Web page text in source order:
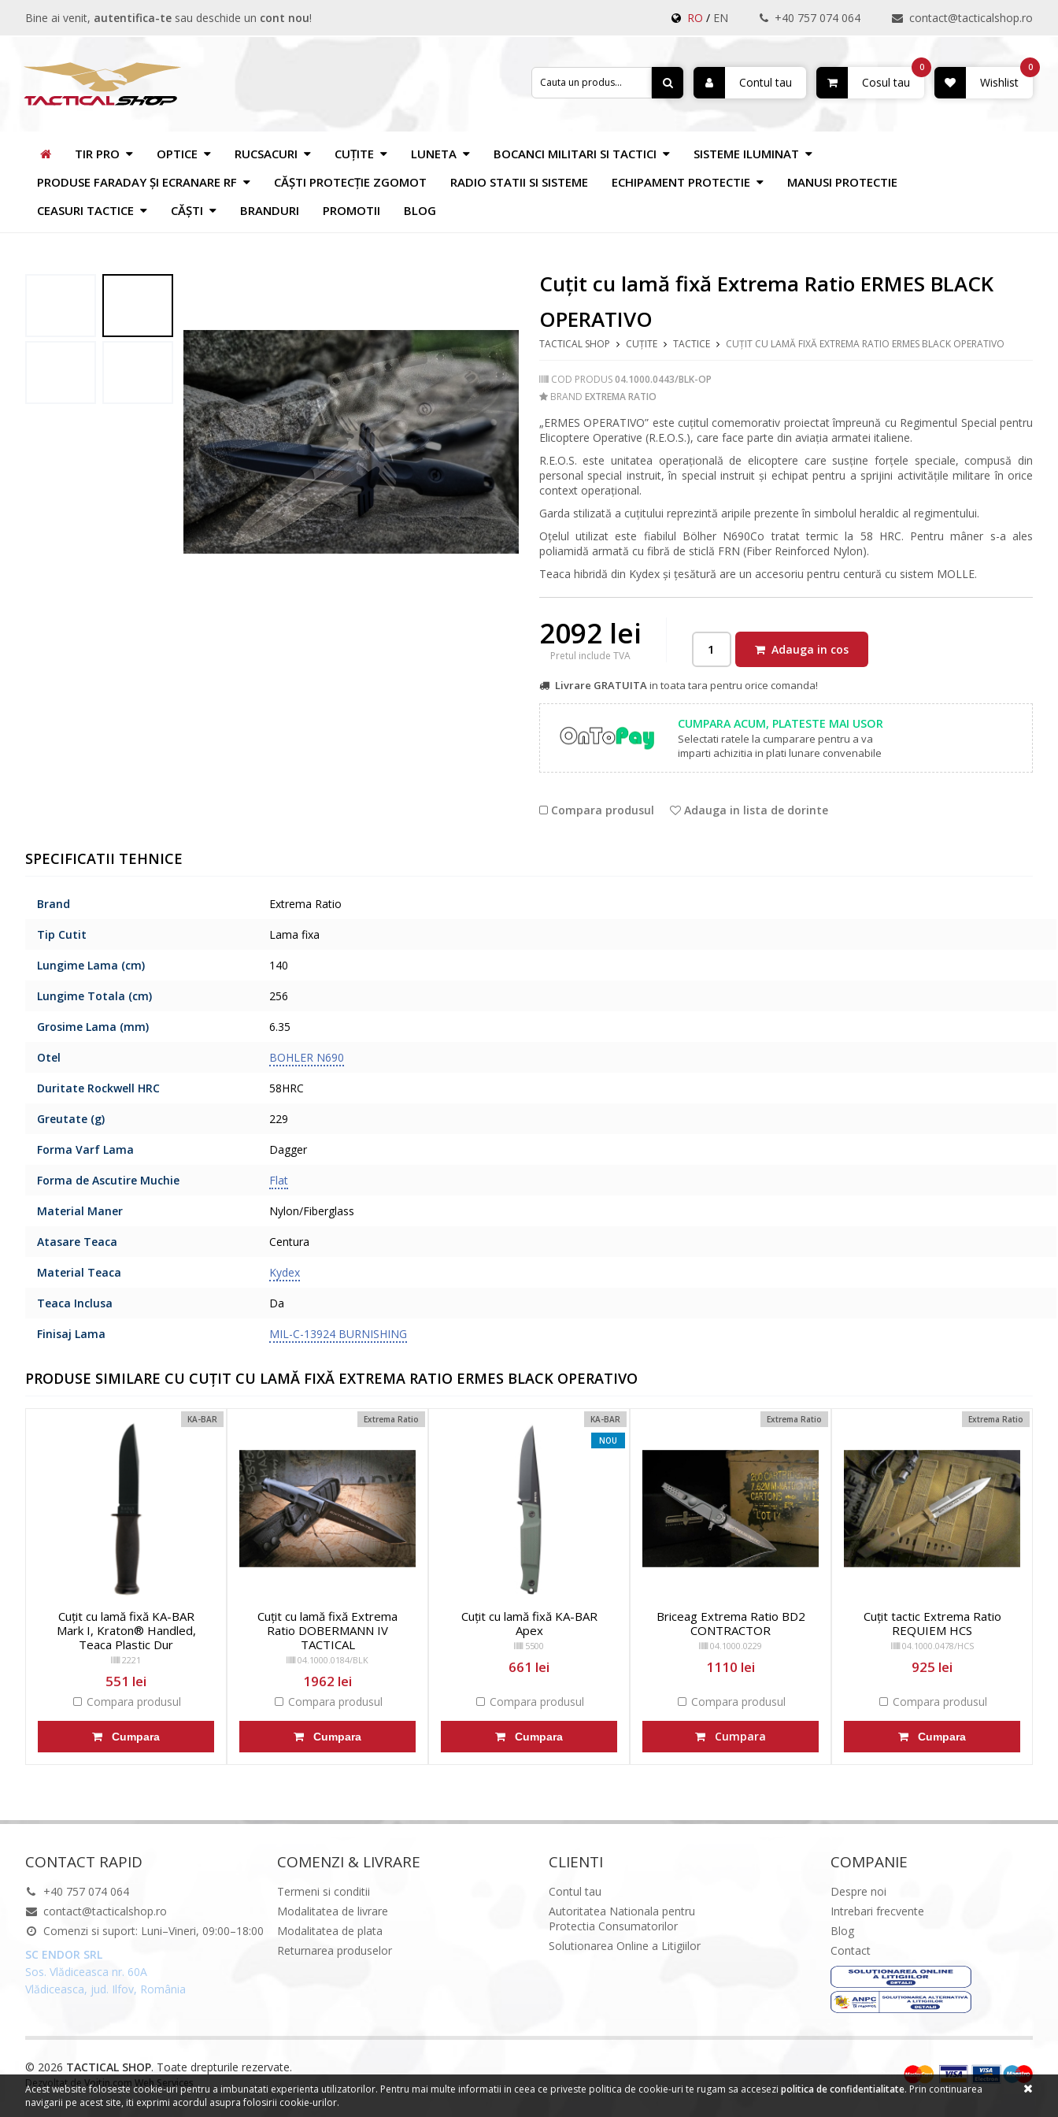
Bine ai venit, autentifica-te sau deschide un cont nou! RO / EN +40 757 074 064 contact@tacticalshop.ro
Contul tau Cosul tau
0
Wishlist
0
TIR PRO OPTICE RUCSACURI CUȚITE LUNETA BOCANCI MILITARI SI TACTICI
SISTEME ILUMINAT
PRODUSE FARADAY ȘI ECRANARE RF
CĂȘTI PROTECȚIE ZGOMOT RADIO STATII SI SISTEME ECHIPAMENT PROTECTIE
MANUSI PROTECTIE
CEASURI TACTICE
CĂȘTI BRANDURI PROMOTII BLOG
Cuțit cu lamă fixă Extrema Ratio ERMES BLACK
OPERATIVO
TACTICAL SHOP CUȚITE TACTICE CUȚIT CU LAMĂ FIXĂ EXTREMA RATIO ERMES BLACK OPERATIVO
COD PRODUS04.1000.0443/BLK-OP
BRAND EXTREMA RATIO
„ERMES OPERATIVO” este cuțitul comemorativ proiectat împreună cu Regimentul Special pentru
Elicoptere Operative (R.E.O.S.), care face parte din aviația armatei italiene.
R.E.O.S. este unitatea operațională de elicoptere care susține forțele speciale, compusă din
personal special instruit, în special instruit și echipat pentru a sprijini activitățile militare în orice
context operațional.
Garda stilizată a cuțitului reprezintă aripile prezente în simbolul heraldic al regimentului.
Oțelul utilizat este fiabilul Bölher N690Co tratat termic la 58 HRC. Pentru mâner s-a ales
poliamidă armată cu fibră de sticlă FRN (Fiber Reinforced Nylon).
Teaca hibridă din Kydex și țesătură are un accesoriu pentru centură cu sistem MOLLE.
2092 lei
Pretul include TVA Adauga in cos
Livrare GRATUITAin toata tara pentru orice comanda!
CUMPARA ACUM, PLATESTE MAI USOR
Selectati ratele la cumparare pentru a va
imparti achizitia in plati lunare convenabile
Compara produsul Adauga in lista de dorinte
SPECIFICATII TEHNICE
Brand Extrema Ratio
Tip Cutit Lama fixa
Lungime Lama (cm) 140
Lungime Totala (cm) 256
Grosime Lama (mm) 6.35
Otel BOHLER N690
Duritate Rockwell HRC 58HRC
Greutate (g) 229
Forma Varf Lama Dagger
Forma de Ascutire Muchie Flat
Material Maner Nylon/Fiberglass
Atasare Teaca Centura
Material Teaca Kydex
Teaca Inclusa Da
Finisaj Lama MIL-C-13924 BURNISHING
PRODUSE SIMILARE CU CUȚIT CU LAMĂ FIXĂ EXTREMA RATIO ERMES BLACK OPERATIVO
KA-BAR
Cuțit cu lamă fixă KA-BAR
Mark I, Kraton® Handled,
Teaca Plastic Dur
2221
551 lei
Compara produsul
Cumpara
Extrema Ratio
Cuțit cu lamă fixă Extrema
Ratio DOBERMANN IV
TACTICAL
04.1000.0184/BLK
1962 lei
Compara produsul
Cumpara
KA-BAR
Cuțit cu lamă fixă KA-BAR
Apex
5500
661 lei
NOU
Compara produsul
Cumpara
Extrema Ratio
Briceag Extrema Ratio BD2
CONTRACTOR
04.1000.0229
1110 lei
Compara produsul
Cumpara
Extrema Ratio
Cuțit tactic Extrema Ratio
REQUIEM HCS
04.1000.0478/HCS
925 lei
Compara produsul
Cumpara
CONTACT RAPID
+40 757 074 064
contact@tacticalshop.ro
Comenzi si suport: Luni–Vineri, 09:00–18:00
SC ENDOR SRL
Sos. Vlădiceasca nr. 60A
Vlădiceasca, jud. Ilfov, România
COMENZI & LIVRARE
Termeni si conditii
Modalitatea de livrare
Modalitatea de plata
Returnarea produselor
CLIENTI
Contul tau
Autoritatea Nationala pentru
Protectia Consumatorilor
Solutionarea Online a Litigiilor
COMPANIE
Despre noi
Intrebari frecvente
Blog
Contact
© 2026 TACTICAL SHOP. Toate drepturile rezervate.
Dezvoltat de Voitin.com Web Services
Acest website foloseste cookie-uri pentru a imbunatati experienta utilizatorilor. Pentru mai multe informatii in ceea ce priveste politica de cookie-uri te rugam sa accesezi politica de confidentialitate. Prin continuarea
navigarii pe acest site, iti exprimi acordul asupra folosirii cookie-urilor.